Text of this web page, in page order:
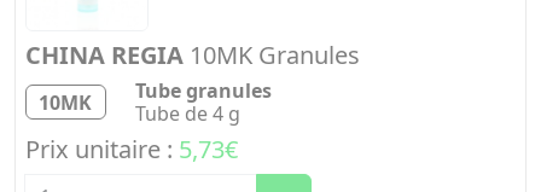
CHINA REGIA 10MK Granules
10MK
Tube granules
Tube de 4 g
Prix unitaire : 5,73€